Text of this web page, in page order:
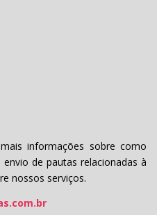
informações sobre como
de pautas relacionadas à
nossos serviços.